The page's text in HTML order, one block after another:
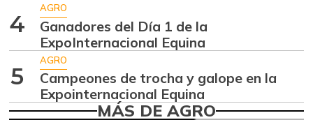
07/25/2026
Ahuyamín
07/25/2026
$ 1.672,87
+7,50%
Ajo
07/25/2026
$ 6.102,86
-2,18%
4
AGRO
Ganadores del Día 1 de la
ExpoInternacional Equina
5
AGRO
Campeones de trocha y galope en la
Expointernacional Equina
MÁS DE AGRO